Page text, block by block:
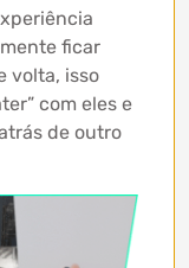
ficar
volta, isso
com eles e
de outro